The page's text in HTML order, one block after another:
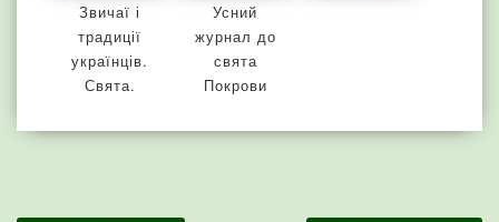
Звичаї і
традиції
українців.
Свята.
Усний
журнал до
свята
Покрови